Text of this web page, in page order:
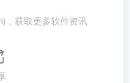
，获取更多软件资讯